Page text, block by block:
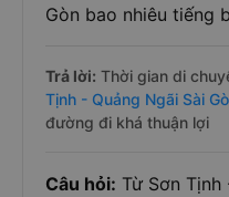
Gòn bao nhiêu tiếng
Trả lời: Thời gian di
Tịnh - Quảng Ngãi Sài
đường đi khá thuận lợi
Câu hỏi: Từ Sơn